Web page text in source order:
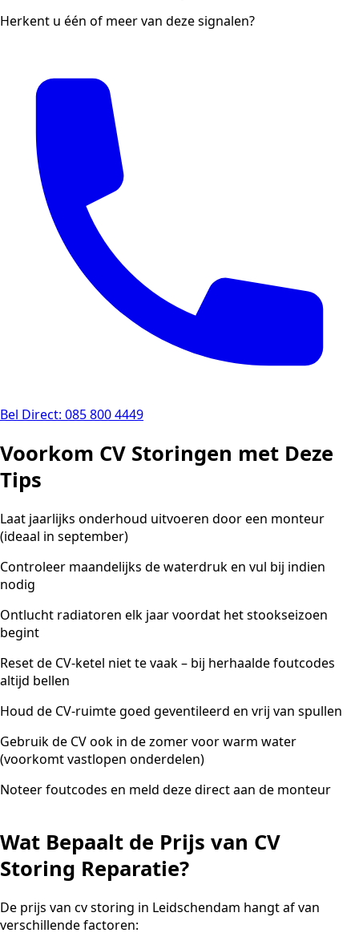
Herkent u één of meer van deze signalen?
Bel Direct: 085 800 4449
Voorkom CV Storingen met Deze
Tips
Laat jaarlijks onderhoud uitvoeren door een monteur
(ideaal in september)
Controleer maandelijks de waterdruk en vul bij indien
nodig
Ontlucht radiatoren elk jaar voordat het stookseizoen
begint
Reset de CV-ketel niet te vaak – bij herhaalde foutcodes
altijd bellen
Houd de CV-ruimte goed geventileerd en vrij van spullen
Gebruik de CV ook in de zomer voor warm water
(voorkomt vastlopen onderdelen)
Noteer foutcodes en meld deze direct aan de monteur
Wat Bepaalt de Prijs van CV
Storing Reparatie?
De prijs van cv storing in Leidschendam hangt af van
verschillende factoren: